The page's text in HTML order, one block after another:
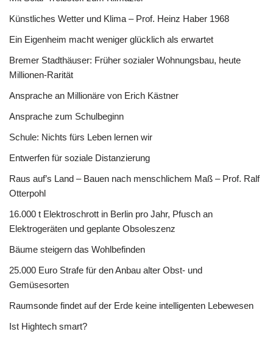
Künstliches Wetter und Klima – Prof. Heinz Haber 1968
Ein Eigenheim macht weniger glücklich als erwartet
Bremer Stadthäuser: Früher sozialer Wohnungsbau, heute
Millionen-Rarität
Ansprache an Millionäre von Erich Kästner
Ansprache zum Schulbeginn
Schule: Nichts fürs Leben lernen wir
Entwerfen für soziale Distanzierung
Raus auf’s Land – Bauen nach menschlichem Maß – Prof. Ralf
Otterpohl
16.000 t Elektroschrott in Berlin pro Jahr, Pfusch an
Elektrogeräten und geplante Obsoleszenz
Bäume steigern das Wohlbefinden
25.000 Euro Strafe für den Anbau alter Obst- und
Gemüsesorten
Raumsonde findet auf der Erde keine intelligenten Lebewesen
Ist Hightech smart?